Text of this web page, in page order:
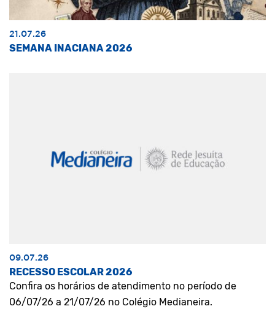
21.07.26
SEMANA INACIANA 2026
09.07.26
RECESSO ESCOLAR 2026
Confira os horários de atendimento no período de
06/07/26 a 21/07/26 no Colégio Medianeira.